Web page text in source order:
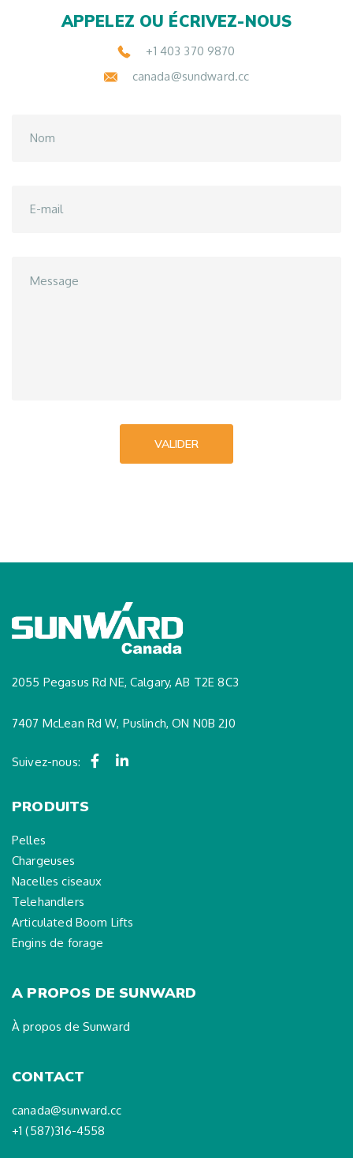
APPELEZ OU ÉCRIVEZ-NOUS
+1 403 370 9870
canada@sundward.cc
2055 Pegasus Rd NE, Calgary, AB T2E 8C3
7407 McLean Rd W, Puslinch, ON N0B 2J0
Suivez-nous:
PRODUITS
Pelles
Chargeuses
Nacelles ciseaux
Telehandlers
Articulated Boom Lifts
Engins de forage
A PROPOS DE SUNWARD
À propos de Sunward
CONTACT
canada@sunward.cc
+1 (587)316-4558